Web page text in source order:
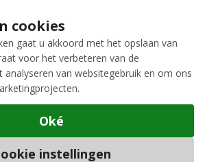
cookies
gaat u akkoord met het opslaan van
voor het verbeteren van de
analyseren van websitegebruik en om ons
Oké
instellingen
Meer keuze, meer plezier
12GO Biking